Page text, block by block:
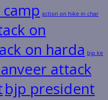
action on hike in char
on
on harda bjp ke
attack
bjp president